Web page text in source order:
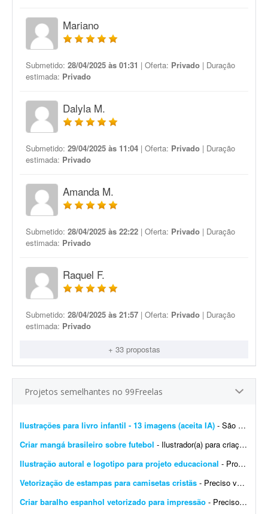
Mariano
Submetido: 28/04/2025 às 01:31 | Oferta: Privado | Duração
estimada: Privado
Dalyla M.
Submetido: 29/04/2025 às 11:04 | Oferta: Privado | Duração
estimada: Privado
Amanda M.
Submetido: 28/04/2025 às 22:22 | Oferta: Privado | Duração
estimada: Privado
Raquel F.
Submetido: 28/04/2025 às 21:57 | Oferta: Privado | Duração
estimada: Privado
+ 33 propostas
Projetos semelhantes no 99Freelas
Ilustrações para livro infantil - 13 imagens (aceita IA) - São 12 imagens internas e a capa do livro (total 13 imagens). Quero uma ilustração infantil editorial em aquarela tradicional, com aparência de livro infantil ilustrado &...
Criar mangá brasileiro sobre futebol - Ilustrador(a) para criação de mangá brasileiro de futebol - parceria de longo prazo Estou desenvolvendo um mangá brasileiro de futebol original, com foco em uma hist&oa...
Ilustração autoral e logotipo para projeto educacional - Procuro um(a) profissional para desenvolver duas artes autorais para projetos educacionais. A primeira será uma ilustração para ser utilizada como fundo de página da mi...
Vetorização de estampas para camisetas cristãs - Preciso vetorizar duas estampas para camisetas streetwear com temática cristã. Já tenho os mockups e as referências. Preciso receber os arquivos finais nos formatos AI, P...
Criar baralho espanhol vetorizado para impressão - Preciso de alguém que saiba criar um baralho espanhol vetorizado para impressão. Preciso dos arquivos em formato vetorial e também em PNG de alta resolução. Favo...